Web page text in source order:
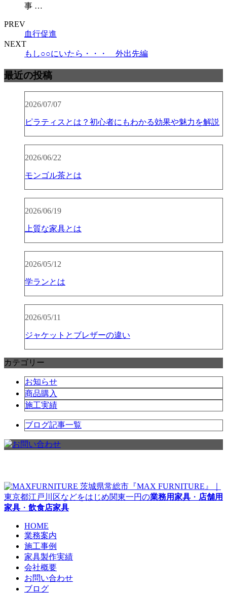
事 …
PREV
血行促進
NEXT
もし○○にいたら・・・ 外出先編
最近の投稿
2026/07/07
ピラティスとは？初心者にもわかる効果や魅力を解説
2026/06/22
モンゴル茶とは
2026/06/19
上質な家具とは
2026/05/12
学ランとは
2026/05/11
ジャケットとブレザーの違い
カテゴリー
お知らせ
商品購入
施工実績
ブログ記事一覧
茨城県常総市『MAX FURNITURE』｜
東京都江戸川区などをはじめ関東一円の業務用家具 ・ 店舗用
家具 ・ 飲食店家具
HOME
業務案内
施工事例
家具製作実績
会社概要
お問い合わせ
ブログ